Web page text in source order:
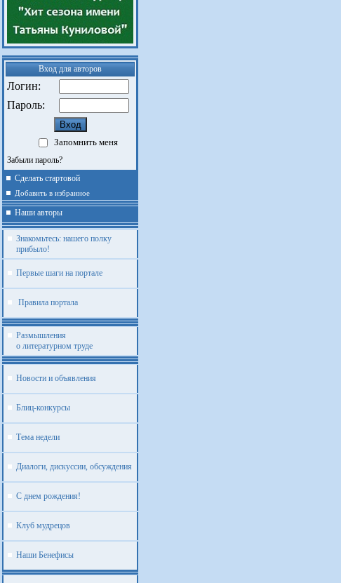
Вход для авторов
Логин:
Пароль:
Запомнить меня
Забыли пароль?
Сделать стартовой
Добавить в избранное
Наши авторы
Знакомьтесь: нашего полку
прибыло!
Первые шаги на портале
Правила портала
Размышления
о литературном труде
Новости и объявления
Блиц-конкурсы
Тема недели
Диалоги, дискуссии, обсуждения
С днем рождения!
Клуб мудрецов
Наши Бенефисы